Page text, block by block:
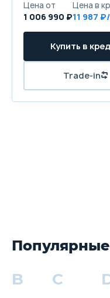
1 006 990 ₽11 987
B C